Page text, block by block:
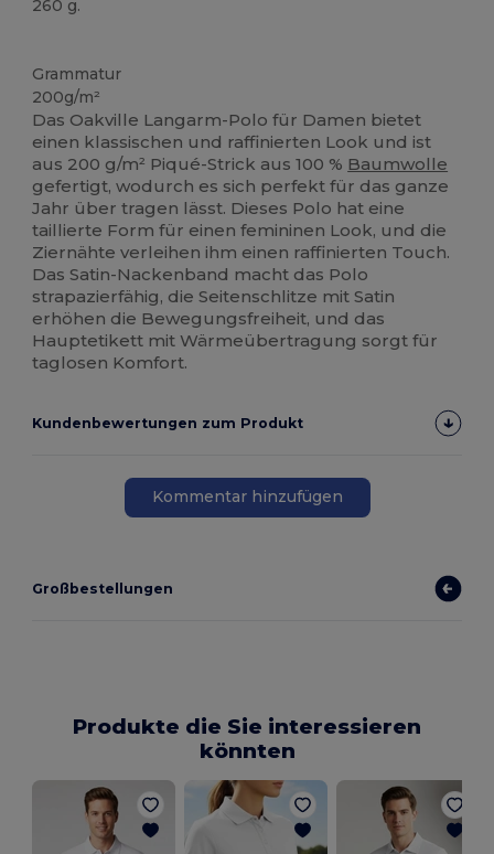
260 g.
Grammatur
200g/m²
Das Oakville Langarm-Polo für Damen bietet
einen klassischen und raffinierten Look und ist
aus 200 g/m² Piqué-Strick aus 100 % Baumwolle
gefertigt, wodurch es sich perfekt für das ganze
Jahr über tragen lässt. Dieses Polo hat eine
taillierte Form für einen femininen Look, und die
Ziernähte verleihen ihm einen raffinierten Touch.
Das Satin-Nackenband macht das Polo
strapazierfähig, die Seitenschlitze mit Satin
erhöhen die Bewegungsfreiheit, und das
Hauptetikett mit Wärmeübertragung sorgt für
taglosen Komfort.
Kundenbewertungen zum Produkt
Kommentar hinzufügen
Großbestellungen
Produkte die Sie interessieren
könnten